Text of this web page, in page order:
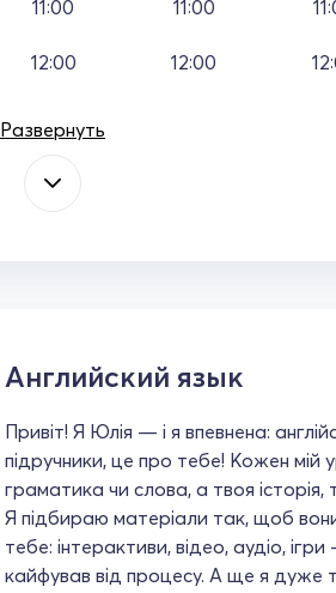
11:00
12:00
11:00
12:00
Развернуть
Английский язык
Привіт! Я Юлія — і я впевнена:
підручники, це про тебе! Кожен
граматика чи слова, а твоя історія,
Я підбираю матеріали так, щоб
тебе: інтерактиви, відео, аудіо,
кайфував від процесу. А ще я дуже